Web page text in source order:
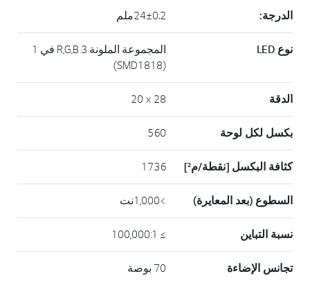
الدرجة: 24±0.2ملم
نوع LED
المجموعة الملونة R,G,B 3 في 1
(SMD1818)
الدقة 28 × 20
بكسل لكل لوحة 560
كثافة البكسل [نقطة/م²] 1736
السطوع (بعد المعايرة) >1,000نت
نسبة التباين ≥ 100,000:1
تجانس الإضاءة 70 بوصة